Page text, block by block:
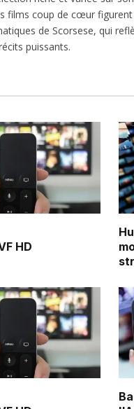
films coup de cœur
de Scorsese, qui
puissants.
HD